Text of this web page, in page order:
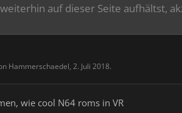
auf dieser Seite aufhältst,
Hammerschaedel, 2. Juli 2018.
wie cool N64 roms in VR